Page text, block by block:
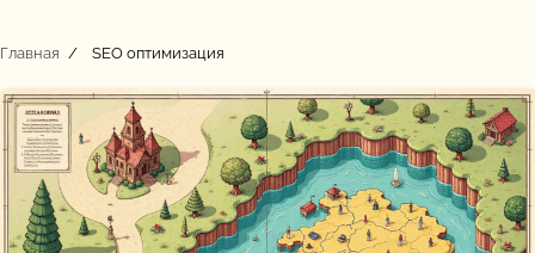
Главная SEO оптимизация